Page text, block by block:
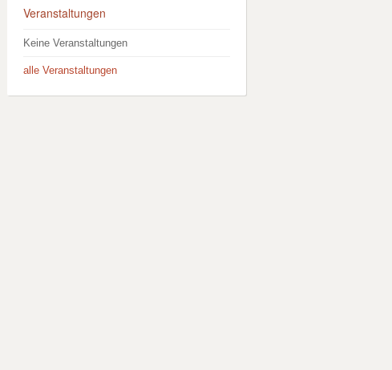
Veranstaltungen
Keine Veranstaltungen
alle Veranstaltungen